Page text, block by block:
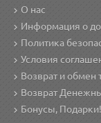
О нас
Информация о
Политика
Условия
Возврат и обмен
Возврат
Бонусы, Подарки!